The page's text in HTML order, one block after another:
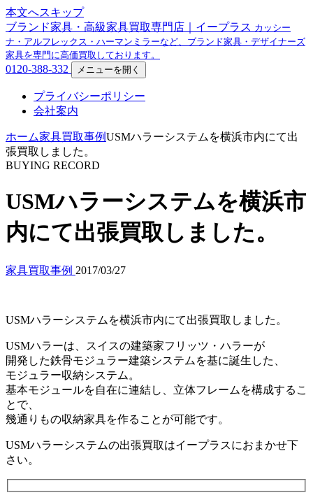
本文へスキップ
ブランド家具・高級家具買取専門店｜イープラス カッシー
ナ・アルフレックス・ハーマンミラーなど、ブランド家具・デザイナーズ
家具を専門に高価買取しております。
0120-388-332 メニューを開く
プライバシーポリシー
会社案内
ホーム家具買取事例USMハラーシステムを横浜市内にて出
張買取しました。
BUYING RECORD
USMハラーシステムを横浜市
内にて出張買取しました。
家具買取事例 2017/03/27
USMハラーシステムを横浜市内にて出張買取しました。
USMハラーは、スイスの建築家フリッツ・ハラーが
開発した鉄骨モジュラー建築システムを基に誕生した、
モジュラー収納システム。
基本モジュールを自在に連結し、立体フレームを構成するこ
とで、
幾通りもの収納家具を作ることが可能です。
USMハラーシステムの出張買取はイープラスにおまかせ下
さい。